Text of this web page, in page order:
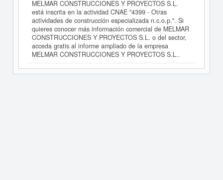
MELMAR CONSTRUCCIONES Y PROYECTOS S.L.
está inscrita en la actividad CNAE "4399 - Otras
actividades de construcción especializada n.c.o.p.". Si
quieres conocer más información comercial de MELMAR
CONSTRUCCIONES Y PROYECTOS S.L. o del sector,
acceda gratis al informe ampliado de la empresa
MELMAR CONSTRUCCIONES Y PROYECTOS S.L..